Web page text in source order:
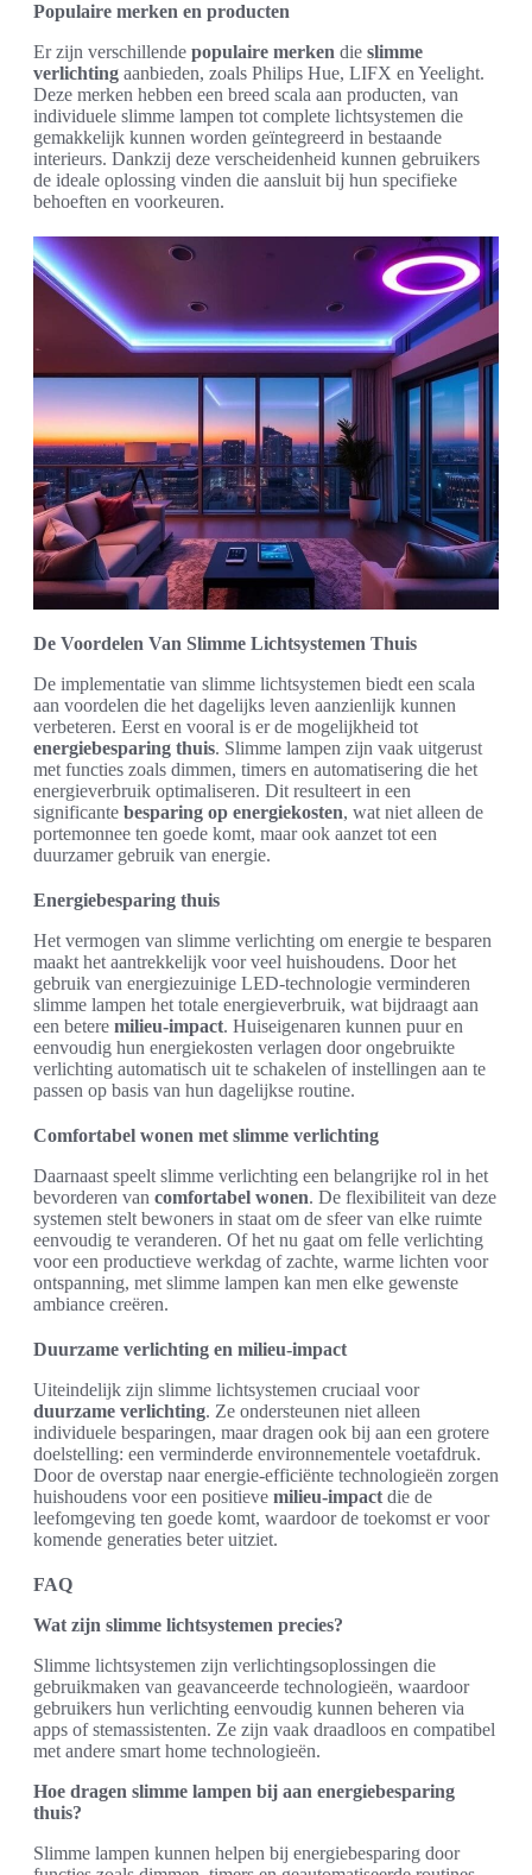
Populaire merken en producten
Er zijn verschillende populaire merken die slimme
verlichting aanbieden, zoals Philips Hue, LIFX en Yeelight.
Deze merken hebben een breed scala aan producten, van
individuele slimme lampen tot complete lichtsystemen die
gemakkelijk kunnen worden geïntegreerd in bestaande
interieurs. Dankzij deze verscheidenheid kunnen gebruikers
de ideale oplossing vinden die aansluit bij hun specifieke
behoeften en voorkeuren.
De Voordelen Van Slimme Lichtsystemen Thuis
De implementatie van slimme lichtsystemen biedt een scala
aan voordelen die het dagelijks leven aanzienlijk kunnen
verbeteren. Eerst en vooral is er de mogelijkheid tot
energiebesparing thuis. Slimme lampen zijn vaak uitgerust
met functies zoals dimmen, timers en automatisering die het
energieverbruik optimaliseren. Dit resulteert in een
significante besparing op energiekosten, wat niet alleen de
portemonnee ten goede komt, maar ook aanzet tot een
duurzamer gebruik van energie.
Energiebesparing thuis
Het vermogen van slimme verlichting om energie te besparen
maakt het aantrekkelijk voor veel huishoudens. Door het
gebruik van energiezuinige LED-technologie verminderen
slimme lampen het totale energieverbruik, wat bijdraagt aan
een betere milieu-impact. Huiseigenaren kunnen puur en
eenvoudig hun energiekosten verlagen door ongebruikte
verlichting automatisch uit te schakelen of instellingen aan te
passen op basis van hun dagelijkse routine.
Comfortabel wonen met slimme verlichting
Daarnaast speelt slimme verlichting een belangrijke rol in het
bevorderen van comfortabel wonen. De flexibiliteit van deze
systemen stelt bewoners in staat om de sfeer van elke ruimte
eenvoudig te veranderen. Of het nu gaat om felle verlichting
voor een productieve werkdag of zachte, warme lichten voor
ontspanning, met slimme lampen kan men elke gewenste
ambiance creëren.
Duurzame verlichting en milieu-impact
Uiteindelijk zijn slimme lichtsystemen cruciaal voor
duurzame verlichting. Ze ondersteunen niet alleen
individuele besparingen, maar dragen ook bij aan een grotere
doelstelling: een verminderde environnementele voetafdruk.
Door de overstap naar energie-efficiënte technologieën zorgen
huishoudens voor een positieve milieu-impact die de
leefomgeving ten goede komt, waardoor de toekomst er voor
komende generaties beter uitziet.
FAQ
Wat zijn slimme lichtsystemen precies?
Slimme lichtsystemen zijn verlichtingsoplossingen die
gebruikmaken van geavanceerde technologieën, waardoor
gebruikers hun verlichting eenvoudig kunnen beheren via
apps of stemassistenten. Ze zijn vaak draadloos en compatibel
met andere smart home technologieën.
Hoe dragen slimme lampen bij aan energiebesparing
thuis?
Slimme lampen kunnen helpen bij energiebesparing door